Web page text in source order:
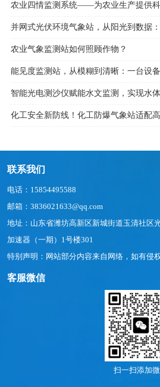
农业四情监测系统——为农业生产提供
农业气象监测站如何照顾作物？
联系我们
电话：15854495588
邮箱：3836021633@qq.com
地址：山东省潍坊高新区新城街道玉清社区
加速器（一期）1号楼301
特别声明：网站部分内容来自网络，如有侵
客服微信
扫一扫添加